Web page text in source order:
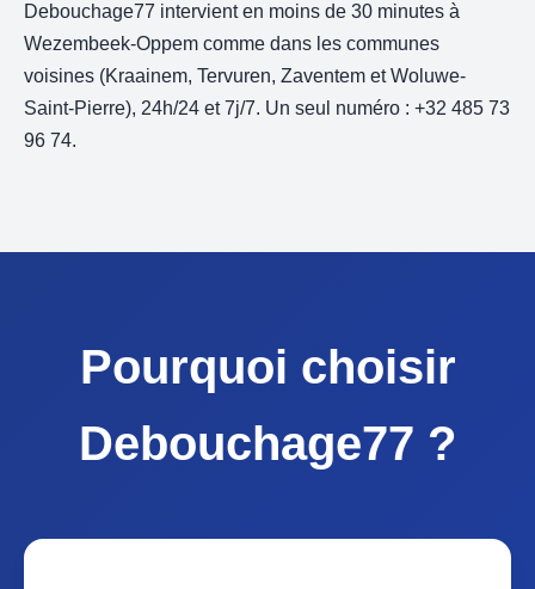
Debouchage77 intervient en moins de 30 minutes à
Wezembeek-Oppem comme dans les communes
voisines (Kraainem, Tervuren, Zaventem et Woluwe-
Saint-Pierre), 24h/24 et 7j/7. Un seul numéro : +32 485 73
96 74.
Pourquoi choisir
Debouchage77 ?